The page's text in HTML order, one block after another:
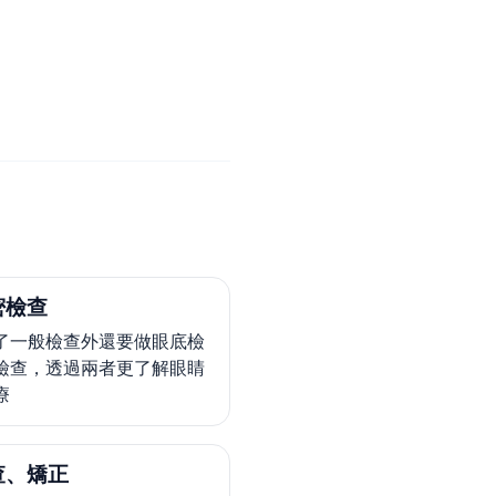
檢查
一般檢查外還要做眼底檢
查，透過兩者更了解眼睛
矯正